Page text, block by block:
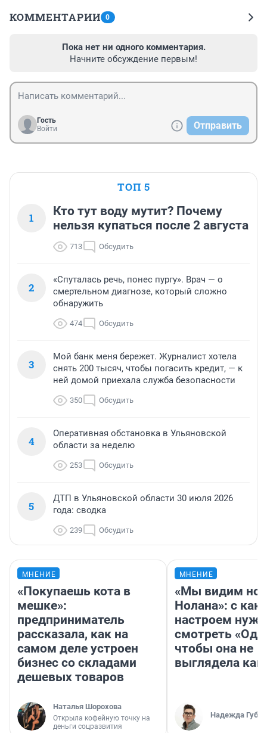
КОММЕНТАРИИ 0
Пока нет ни одного комментария.
Начните обсуждение первым!
Гость
Войти
Отправить
ТОП 5
1
Кто тут воду мутит? Почему
нельзя купаться после 2 августа
713 Обсудить
2
«Спуталась речь, понес пургу». Врач — о
смертельном диагнозе, который сложно
обнаружить
474 Обсудить
3
Мой банк меня бережет. Журналист хотела
снять 200 тысяч, чтобы погасить кредит, — к
ней домой приехала служба безопасности
350 Обсудить
4
Оперативная обстановка в Ульяновской
области за неделю
253 Обсудить
5
ДТП в Ульяновской области 30 июля 2026
года: сводка
239 Обсудить
МНЕНИЕ
«Покупаешь кота в
мешке»:
предприниматель
рассказала, как на
самом деле устроен
бизнес со складами
дешевых товаров
Наталья Шорохова
Открыла кофейную точку на
деньги соцразвития
МНЕНИЕ
«Мы видим
Нолана»: с
настроем
смотреть
чтобы она не
выглядела как
Надежда